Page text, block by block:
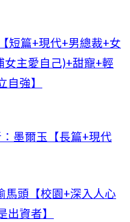
短篇+現代+男總裁+女
主愛自己)+甜寵+輕
強】
墨爾玉【長篇+現代
馬頭【校園+深入人心
資者】